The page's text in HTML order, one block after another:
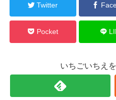
Twitter
Pocket
いちごいちえ